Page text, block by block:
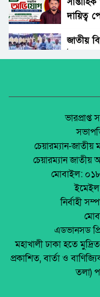
হামলা,
গোপন
পুলিশের
গ্রেফতার
হানা,
দায়িত্ব
জাতীয়
জেলা
অনুষ্ঠিত।
জুলাই
বিক্ষোভ
২৪
চেয়ারম্যান-জাতীয়
চেয়ারম্যান জাতীয়
মোবাইল:
নির্বাহী
এডভানসড
মহাখালী ঢাকা হতে
প্রকাশিত, বার্তা ও
তলা)